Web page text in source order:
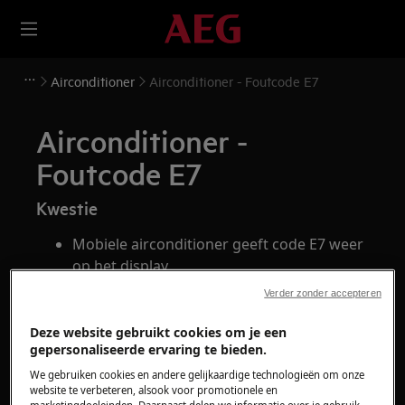
Airconditioner Airconditioner - Foutcode E7
Airconditioner -
Foutcode E7
Kwestie
Mobiele airconditioner geeft code E7 weer
op het display
Deze website gebruikt cookies om je een
gepersonaliseerde ervaring te bieden.
We gebruiken cookies en andere gelijkaardige technologieën om onze
website te verbeteren, alsook voor promotionele en
Verder zonder accepteren